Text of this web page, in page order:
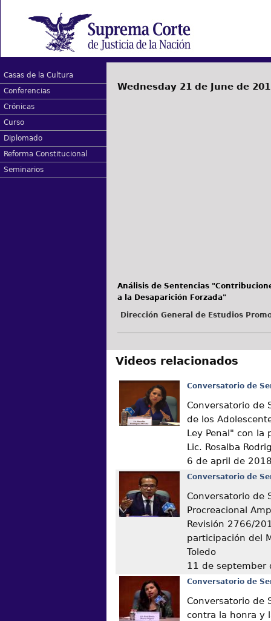
Casas de la Cultura
Conferencias
Crónicas
Curso
Diplomado
Reforma Constitucional
Seminarios
Wednesday 21 de June de
Análisis de Sentencias
a la Desaparición Forzada"
Dirección General de Estudios
Videos relacionados
Conversatorio de
Conversatorio de
de los
Ley Penal" con la
Lic. Rosalba
6 de april de
Conversatorio de
Conversatorio de
Procreacional
Revisión 2766/
participación del
Toledo
11 de september
Conversatorio de
Conversatorio de
contra la honra y